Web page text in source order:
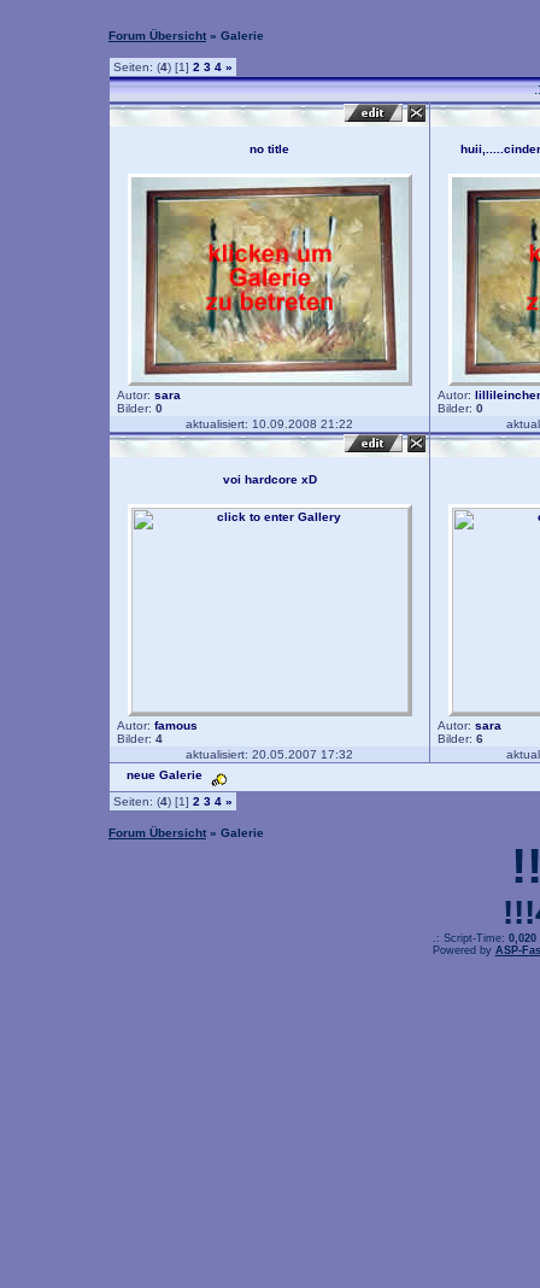
Forum Übersicht » Galerie
Seiten: (4) [1] 2 3 4 »
no title
Autor: sara
Bilder: 0
aktualisiert: 10.09.2008 21:22
Autor:
Bilder: 0
voi hardcore xD
Autor: famous
Bilder: 4
aktualisiert: 20.05.2007 17:32
Autor: sara
Bilder: 6
neue Galerie
Seiten: (4) [1] 2 3 4 »
Forum Übersicht » Galerie
.: Script-Time: 0,020
Powered by ASP-